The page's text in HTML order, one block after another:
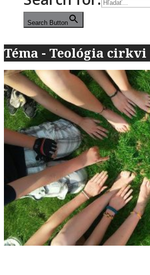
Search Button
Téma - Teológia cirkvi